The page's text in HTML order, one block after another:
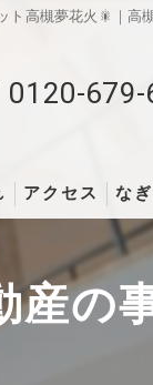
ト高槻夢花火🎇｜高
0120-679-
アクセス な
産の